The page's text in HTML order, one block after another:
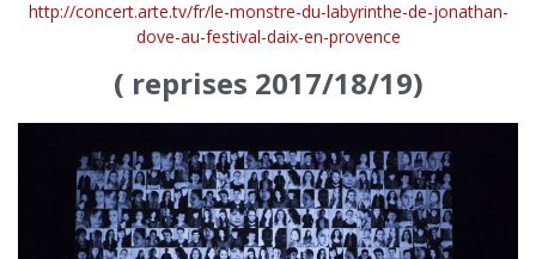
http://concert.arte.tv/fr/le-monstre-du-labyrinthe-de-jonathan-
dove-au-festival-daix-en-provence
( reprises 2017/18/19)